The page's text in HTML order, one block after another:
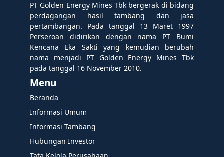
PT Golden Energy Mines Tbk bergerak di bidang
perdagangan hasil tambang dan jasa
pertambangan. Pada tanggal 13 Maret 1997
Perseroan didirikan dengan nama PT Bumi
Kencana Eka Sakti yang kemudian berubah
nama menjadi PT Golden Energy Mines Tbk
pada tanggal 16 November 2010.
Menu
Beranda
Informasi Umum
Informasi Tambang
Hubungan Investor